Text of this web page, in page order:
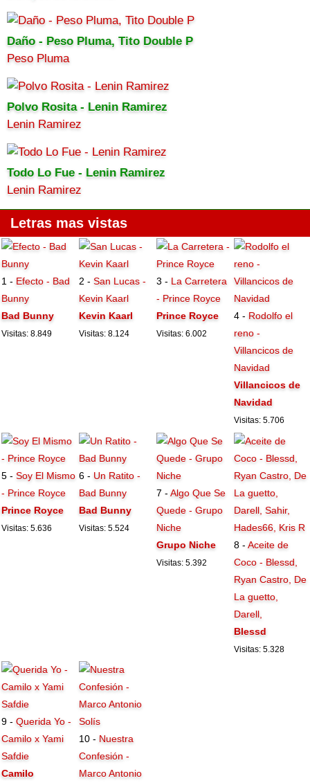
Daño - Peso Pluma, Tito Double P
Peso Pluma
Polvo Rosita - Lenin Ramirez
Lenin Ramirez
Todo Lo Fue - Lenin Ramirez
Lenin Ramirez
Letras mas vistas
1 - Efecto - Bad
Bunny
Bad Bunny
Visitas: 8.849
2 -San Lucas -
Kevin Kaarl
Kevin Kaarl
Visitas: 8.124
3 - La Carretera
- Prince Royce
Prince Royce
Visitas: 6.002
4 - Rodolfo el
reno -
Villancicos de
Navidad
Villancicos de
Navidad
Visitas: 5.706
5 -Soy El Mismo
- Prince Royce
Prince Royce
Visitas: 5.636
6 - Un Ratito -
Bad Bunny
Bad Bunny
Visitas: 5.524
7 -Algo Que Se
Quede - Grupo
Niche
Grupo Niche
Visitas: 5.392
8 -Aceite de
Coco - Blessd,
Ryan Castro, De
La guetto,
Darell,
Blessd
Visitas: 5.328
9 -Querida Yo -
Camilo x Yami
Safdie
Camilo
10 - Nuestra
Confesión -
Marco Antonio